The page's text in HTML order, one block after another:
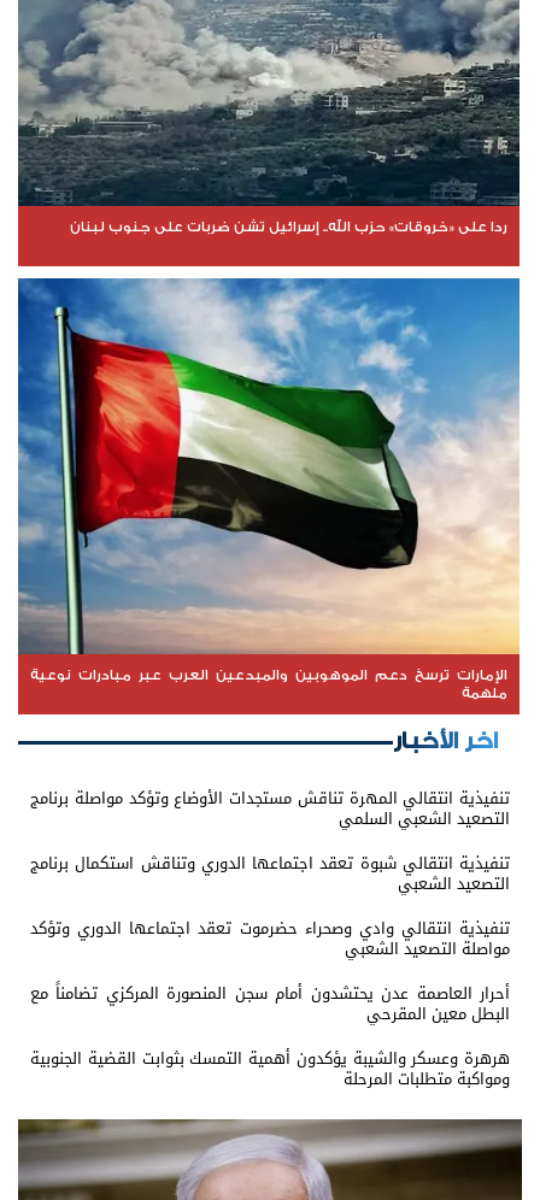
ردا على «خروقات» حزب الله.. إسرائيل تشن ضربات على جنوب لبنان
الإمارات ترسخ دعم الموهوبين والمبدعين العرب عبر مبادرات نوعية
ملهمة
اخر الأخبار
تنفيذية انتقالي المهرة تناقش مستجدات الأوضاع وتؤكد مواصلة برنامج
التصعيد الشعبي السلمي
تنفيذية انتقالي شبوة تعقد اجتماعها الدوري وتناقش استكمال برنامج
التصعيد الشعبي
تنفيذية انتقالي وادي وصحراء حضرموت تعقد اجتماعها الدوري وتؤكد
مواصلة التصعيد الشعبي
أحرار العاصمة عدن يحتشدون أمام سجن المنصورة المركزي تضامناً مع
البطل معين المقرحي
هرهرة وعسكر والشيبة يؤكدون أهمية التمسك بثوابت القضية الجنوبية
ومواكبة متطلبات المرحلة